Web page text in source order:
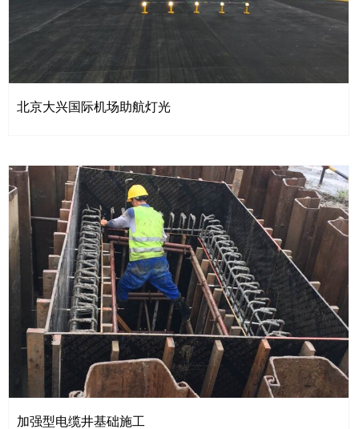
北京大兴国际机场助航灯光
加强型电缆井基础施工